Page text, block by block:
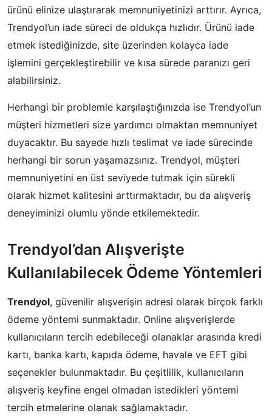
ürünü elinize ulaştırarak memnuniyetinizi arttırır. Ayrıca,
Trendyol’un iade süreci de oldukça hızlıdır. Ürünü iade
etmek istediğinizde, site üzerinden kolayca iade
işlemini gerçekleştirebilir ve kısa sürede paranızı geri
alabilirsiniz.
Herhangi bir problemle karşılaştığınızda ise Trendyol’un
müşteri hizmetleri size yardımcı olmaktan memnuniyet
duyacaktır. Bu sayede hızlı teslimat ve iade sürecinde
herhangi bir sorun yaşamazsınız. Trendyol, müşteri
memnuniyetini en üst seviyede tutmak için sürekli
olarak hizmet kalitesini arttırmaktadır, bu da alışveriş
deneyiminizi olumlu yönde etkilemektedir.
Trendyol’dan Alışverişte
Kullanılabilecek Ödeme Yöntemleri
Trendyol, güvenilir alışverişin adresi olarak birçok farklı
ödeme yöntemi sunmaktadır. Online alışverişlerde
kullanıcıların tercih edebileceği olanaklar arasında kredi
kartı, banka kartı, kapıda ödeme, havale ve EFT gibi
seçenekler bulunmaktadır. Bu çeşitlilik, kullanıcıların
alışveriş keyfine engel olmadan istedikleri yöntemi
tercih etmelerine olanak sağlamaktadır.